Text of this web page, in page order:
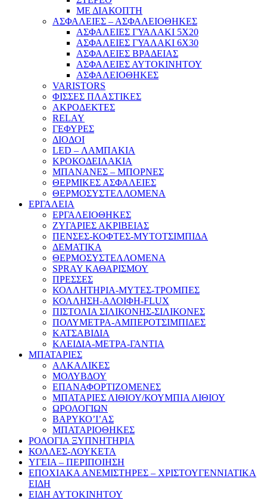
ΜΕ ΔΙΑΚΟΠΤΗ
ΑΣΦΑΛΕΙΕΣ – ΑΣΦΑΛΕΙΟΘΗΚΕΣ
ΑΣΦΑΛΕΙΕΣ ΓΥΑΛΑΚΙ 5Χ20
ΑΣΦΑΛΕΙΕΣ ΓΥΑΛΑΚΙ 6Χ30
ΑΣΦΑΛΕΙΕΣ ΒΡΑΔΕΙΑΣ
ΑΣΦΑΛΕΙΕΣ ΑΥΤΟΚΙΝΗΤΟΥ
ΑΣΦΑΛΕΙΟΘΗΚΕΣ
VARISTORS
ΦΙΣΣΕΣ ΠΛΑΣΤΙΚΕΣ
ΑΚΡΟΔΕΚΤΕΣ
RELAY
ΓΕΦΥΡΕΣ
ΔΙΟΔΟΙ
LED – ΛΑΜΠΑΚΙΑ
ΚΡΟΚΟΔΕΙΛΑΚΙΑ
ΜΠΑΝΑΝΕΣ – ΜΠΟΡΝΕΣ
ΘΕΡΜΙΚΕΣ ΑΣΦΑΛΕΙΕΣ
ΘΕΡΜΟΣΥΣΤΕΛΛΟΜΕΝΑ
ΕΡΓΑΛΕΙΑ
ΕΡΓΑΛΕΙΟΘΗΚΕΣ
ΖΥΓΑΡΙΕΣ ΑΚΡΙΒΕΙΑΣ
ΠΕΝΣΕΣ-ΚΟΦΤΕΣ-ΜΥΤΟΤΣΙΜΠΙΔΑ
ΔΕΜΑΤΙΚΑ
ΘΕΡΜΟΣΥΣΤΕΛΛΟΜΕΝΑ
SPRAY ΚΑΘΑΡΙΣΜΟΥ
ΠΡΕΣΣΕΣ
ΚΟΛΛΗΤΗΡΙΑ-ΜΥΤΕΣ-ΤΡΟΜΠΕΣ
ΚΟΛΛΗΣΗ-ΑΛΟΙΦΗ-FLUX
ΠΙΣΤΟΛΙΑ ΣΙΛΙΚΟΝΗΣ-ΣΙΛΙΚΟΝΕΣ
ΠΟΛΥΜΕΤΡΑ-ΑΜΠΕΡΟΤΣΙΜΠΙΔΕΣ
ΚΑΤΣΑΒΙΔΙΑ
ΚΛΕΙΔΙΑ-ΜΕΤΡΑ-ΓΑΝΤΙΑ
ΜΠΑΤΑΡΙΕΣ
ΑΛΚΑΛΙΚΕΣ
ΜΟΛΥΒΔΟΥ
ΕΠΑΝΑΦΟΡΤΙΖΟΜΕΝΕΣ
ΜΠΑΤΑΡΙΕΣ ΛΙΘΙΟΥ/ΚΟΥΜΠΙΑ ΛΙΘΙΟΥ
ΩΡΟΛΟΓΙΩΝ
ΒΑΡΥΚΟ’Ι’ΑΣ
ΜΠΑΤΑΡΙΟΘΗΚΕΣ
ΡΟΛΟΓΙΑ ΞΥΠΝΗΤΗΡΙΑ
ΚΟΛΛΕΣ-ΛΟΥΚΕΤΑ
ΥΓΕΙΑ – ΠΕΡΙΠΟΙΗΣΗ
ΕΠΟΧΙΑΚΑ ΑΝΕΜΙΣΤΗΡΕΣ – ΧΡΙΣΤΟΥΓΕΝΝΙΑΤΙΚΑ
ΕΙΔΗ
ΕΙΔΗ ΑΥΤΟΚΙΝΗΤΟΥ